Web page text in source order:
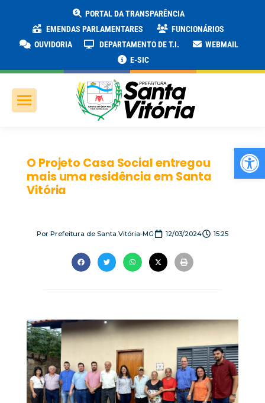
PORTAL DA TRANSPARÊNCIA
EMENDAS PARLAMENTARES
FUNCIONÁRIOS
OUVIDORIA
DEPARTAMENTO DE T.I.
WEBMAIL
E-SIC
O Projeto Casa Social entregou
mais uma residência em Santa
Vitória
Por Prefeitura de Santa Vitória-MG 12/03/2024 15:25